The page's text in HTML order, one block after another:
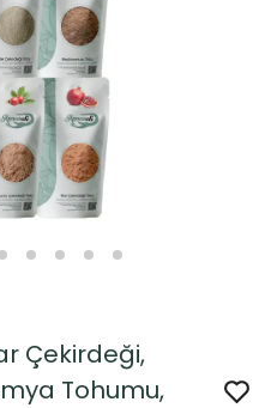
Çekirdeği,
Tohumu,